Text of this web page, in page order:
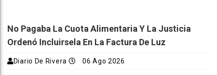
No Pagaba La Cuota Alimentaria Y La Justicia
Ordenó Incluirsela En La Factura De Luz
Diario De Rivera 06 Ago 2026